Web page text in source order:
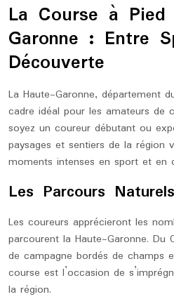
2025
La Course à
Garonne : Entre
Découverte
La Haute-Garonne, département
cadre idéal pour les amateurs de
soyez un coureur débutant ou
paysages et sentiers de la région
moments intenses en sport et en
Les Parcours Naturels
Les coureurs apprécieront les
parcourent la Haute-Garonne. Du
de campagne bordés de champs
course est l’occasion de
la région.